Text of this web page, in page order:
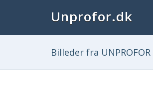
Unprofor.dk
Billeder fra